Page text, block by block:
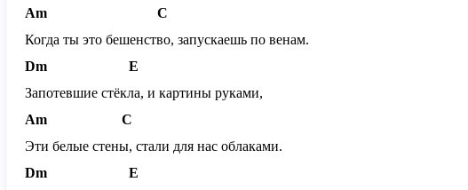
Am
C
Когда ты это бешенство, запускаешь по венам.
Dm
E
Запотевшие стёкла, и картины руками,
Am
C
Эти белые стены, стали для нас облаками.
Dm
E